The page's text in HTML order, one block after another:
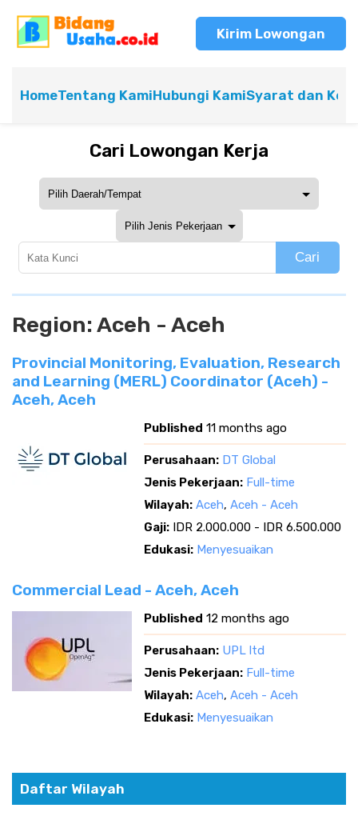
Kirim Lowongan
HomeTentang KamiHubungi KamiSyarat dan
Cari Lowongan Kerja
Cari
Region:Aceh - Aceh
Provincial Monitoring, Evaluation, Research
and Learning (MERL) Coordinator (Aceh) -
Aceh, Aceh
Published 11 months ago
Perusahaan: DT Global
Jenis Pekerjaan: Full-time
Wilayah: Aceh, Aceh - Aceh
Gaji: IDR 2.000.000 - IDR 6.500.000
Edukasi: Menyesuaikan
Commercial Lead - Aceh, Aceh
Published 12 months ago
Perusahaan: UPL ltd
Jenis Pekerjaan: Full-time
Wilayah: Aceh, Aceh - Aceh
Edukasi: Menyesuaikan
Daftar Wilayah